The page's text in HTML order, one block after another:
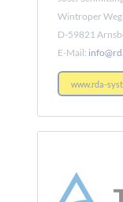
Wintroper
D-59821
E-Mail:
www.rda-